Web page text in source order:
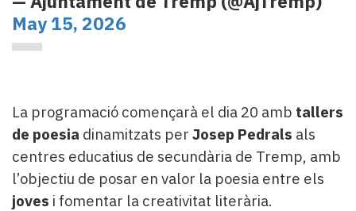
May 15, 2026
La programació començarà el dia 20 amb tallers
de poesia dinamitzats per Josep Pedrals als
centres educatius de secundària de Tremp, amb
l’objectiu de posar en valor la poesia entre els
joves i fomentar la creativitat literària.